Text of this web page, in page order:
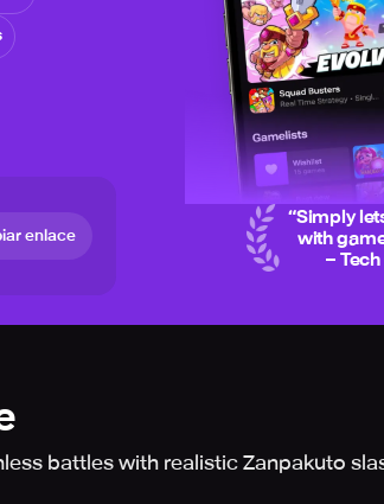
enlace
“Simply
with
–
battles with realistic Zanpakuto